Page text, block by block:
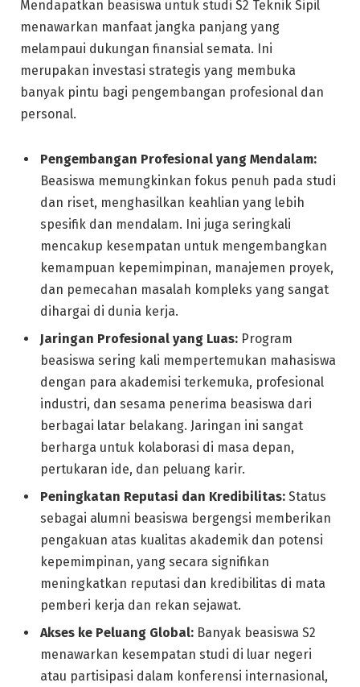
Mendapatkan beasiswa untuk studi S2 Teknik Sipil
menawarkan manfaat jangka panjang yang
melampaui dukungan finansial semata. Ini
merupakan investasi strategis yang membuka
banyak pintu bagi pengembangan profesional dan
personal.
Pengembangan Profesional yang Mendalam:
Beasiswa memungkinkan fokus penuh pada studi
dan riset, menghasilkan keahlian yang lebih
spesifik dan mendalam. Ini juga seringkali
mencakup kesempatan untuk mengembangkan
kemampuan kepemimpinan, manajemen proyek,
dan pemecahan masalah kompleks yang sangat
dihargai di dunia kerja.
Jaringan Profesional yang Luas: Program
beasiswa sering kali mempertemukan mahasiswa
dengan para akademisi terkemuka, profesional
industri, dan sesama penerima beasiswa dari
berbagai latar belakang. Jaringan ini sangat
berharga untuk kolaborasi di masa depan,
pertukaran ide, dan peluang karir.
Peningkatan Reputasi dan Kredibilitas: Status
sebagai alumni beasiswa bergengsi memberikan
pengakuan atas kualitas akademik dan potensi
kepemimpinan, yang secara signifikan
meningkatkan reputasi dan kredibilitas di mata
pemberi kerja dan rekan sejawat.
Akses ke Peluang Global: Banyak beasiswa S2
menawarkan kesempatan studi di luar negeri
atau partisipasi dalam konferensi internasional,